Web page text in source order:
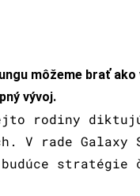
môžeme brať
vývoj.
rodiny diktujú
V rade Galaxy
stratégie